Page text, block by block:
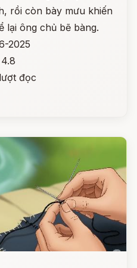
rồi còn bày mưu khiến
lại ông chủ bẽ bàng.
2025
4.8
đọc